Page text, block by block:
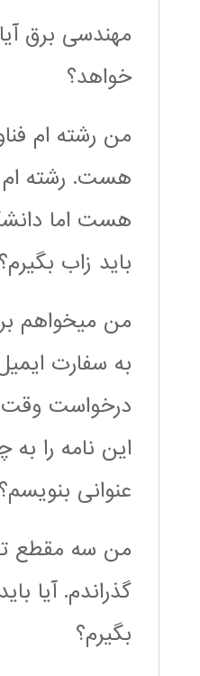
مهندسی برق
خواهد؟
من رشته ام
هست. رشته ام
هست اما
باید زاب بگیرم؟
من میخواهم
به سفارت
درخواست وقت
این نامه را
عنوانی بنویسم؟
من سه مقطع
گذراندم. آیا
بگیرم؟